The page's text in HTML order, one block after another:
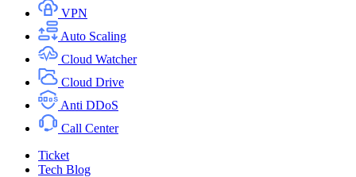
VPN
Auto Scaling
Cloud Watcher
Cloud Drive
Anti DDoS
Call Center
Ticket
Tech Blog